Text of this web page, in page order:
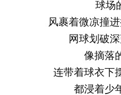
球场
风裹着微凉撞
网球划破
像摘落
连带着球衣下
都浸着少